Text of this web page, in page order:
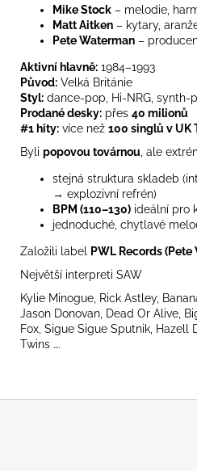
Mike Stock – melodie,
Matt Aitken – kytary,
Pete Waterman –
Aktivní hlavně: 1984–1993
Původ: Velká Británie
Styl: dance-pop, Hi-NRG, synth-
Prodané desky: přes 40 milionů
#1 hity: více než 100 singlů v UK
Byli popovou továrnou , ale
stejná struktura skladeb
→ explozivní refrén)
BPM (110–130) ideální pro
jednoduché, chytlavé
Založili label PWL Records
Největší interpreti SAW
Kylie Minogue, Rick Astley,
Jason Donovan, Dead Or Alive,
Fox, Sigue Sigue Sputnik, Hazell
Twins ….